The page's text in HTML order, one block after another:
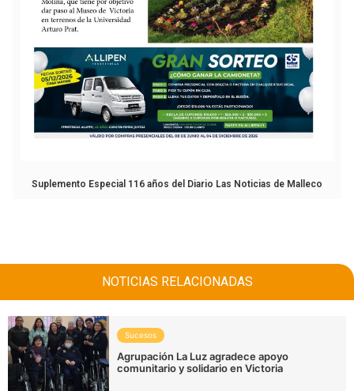
Suplemento Especial 116 años del Diario Las Noticias de Malleco
NOTICIAS RELACIONADAS
Sucesos
Agrupación La Luz agradece apoyo
comunitario y solidario en Victoria